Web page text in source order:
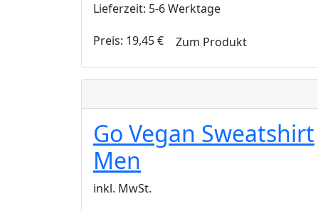
Lieferzeit: 5-6 Werktage
Preis: 19,45€ Zum Produkt
Go Vegan Sweatshirt
Men
inkl. MwSt.